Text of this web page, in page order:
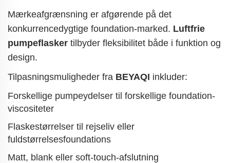
Mærkeafgrænsning er afgørende på det
konkurrencedygtige foundation-marked. Luftfrie
pumpeflasker tilbyder fleksibilitet både i funktion og
design.
Tilpasningsmuligheder fra BEYAQI inkluder:
Forskellige pumpeydelser til forskellige foundation-
viscositeter
Flaskestørrelser til rejseliv eller
fuldstørrelsesfoundations
Matt, blank eller soft-touch-afslutning